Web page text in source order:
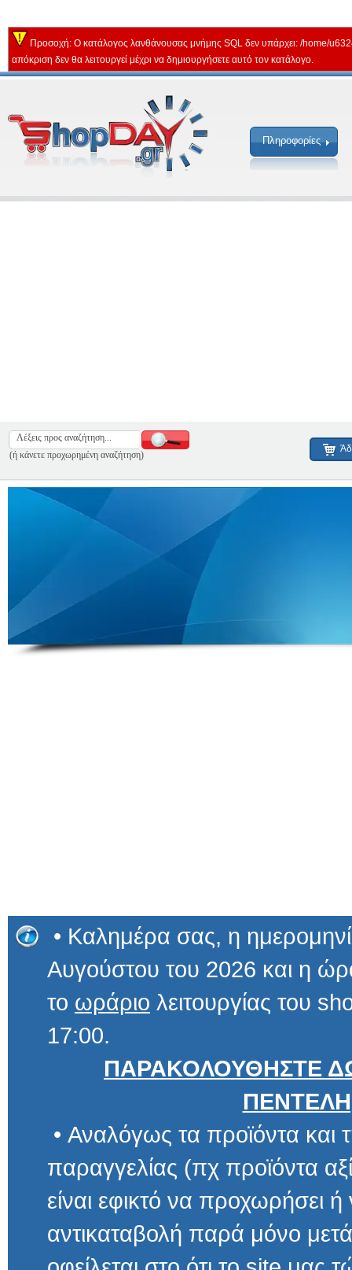
Προσοχή: Ο κατάλογος λανθάνουσας μνήμης SQL δεν υπάρχει: /home/
απόκριση δεν θα λειτουργεί μέχρι να δημιουργήσετε αυτό τον κατάλογο.
Πληροφορίες
(ή κάνετε προχωρημένη αναζήτηση)
• Καλημέρα σας, η
Αυγούστου του 2026 και η
το ωράριο λειτουργίας του
17:00.
ΠΑΡΑΚΟΛΟΥΘΗΣΤΕ
• Αναλόγως τα προϊόντα και
παραγγελίας (πχ προϊόντα αξίας
είναι εφικτό να προχωρήσει ή να
αντικαταβολή παρά μόνο μετά
οφείλεται στο ότι το site μας τώρα
τους πρώην προμηθευτές μας